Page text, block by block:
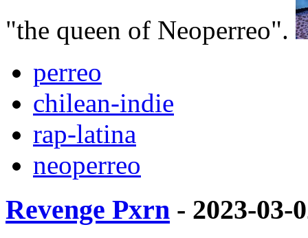
"the queen of Neoperreo".
perreo
chilean-indie
rap-latina
neoperreo
Revenge Pxrn - 2023-03-